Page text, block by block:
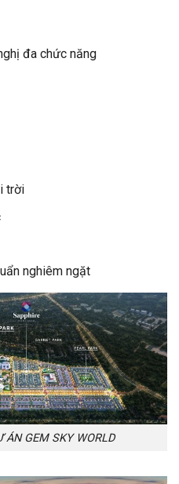
đa chức năng
trời
nghiêm ngặt
ÁN GEM SKY WORLD